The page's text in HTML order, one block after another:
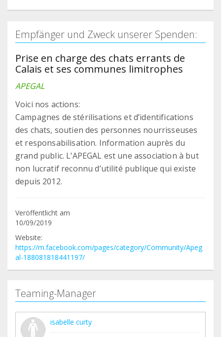
Empfänger und Zweck unserer Spenden:
Prise en charge des chats errants de
Calais et ses communes limitrophes
APEGAL
Voici nos actions:
Campagnes de stérilisations et d’identifications
des chats, soutien des personnes nourrisseuses
et responsabilisation. Information auprès du
grand public. L’APEGAL est une association à but
non lucratif reconnu d’utilité publique qui existe
depuis 2012.
Veröffentlicht am
10/09/2019
Website:
https://m.facebook.com/pages/category/Community/Apeg
al-188081818441197/
Teaming-Manager
isabelle curty